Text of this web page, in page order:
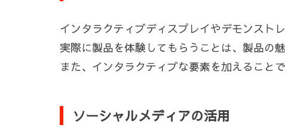
インタラクティブディスプレイやデモンスト
実際に製品を体験してもらうことは、製品の
また、インタラクティブな要素を加えること
ソーシャルメディアの活用